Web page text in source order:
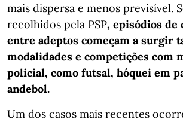
mais dispersa e menos previsível.
recolhidos pela PSP, episódios de
entre adeptos começam a surgir
modalidades e competições com
policial, como futsal, hóquei em
andebol.
Um dos casos mais recentes